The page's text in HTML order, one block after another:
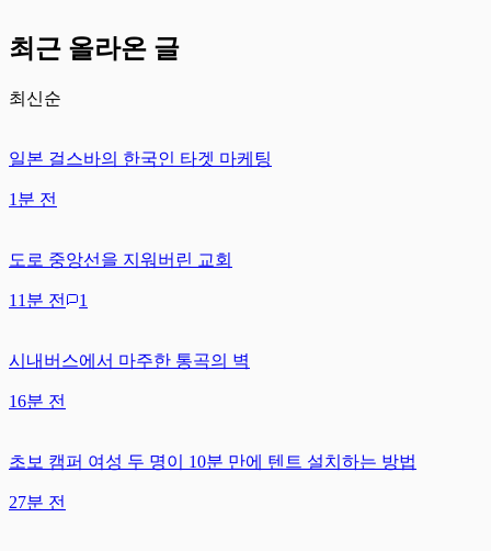
최근 올라온 글
최신순
일본 걸스바의 한국인 타겟 마케팅
1분 전
도로 중앙선을 지워버린 교회
11분 전 1
시내버스에서 마주한 통곡의 벽
16분 전
초보 캠퍼 여성 두 명이 10분 만에 텐트 설치하는 방법
27분 전